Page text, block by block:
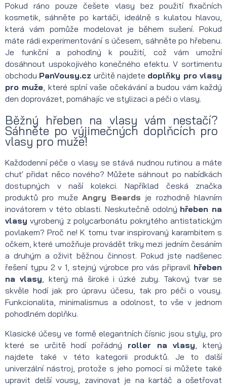
Pokud ráno pouze češete vlasy bez použití fixačních
kosmetik, sáhněte po kartáči, ideálně s kulatou hlavou,
která vám pomůže modelovat je během sušení. Pokud
máte rádi experimentování s účesem, sáhněte po hřebenu.
Je funkční a pohodlný k použití, což vám umožní
dosáhnout uspokojivého konečného efektu. V sortimentu
obchodu PanVousy.cz určitě najdete doplňky pro vlasy
pro muže, které splní vaše očekávání a budou vám každý
den doprovázet, pomáhajíc ve stylizaci a péči o vlasy.
Běžný hřeben na vlasy vám nestačí?
Sáhněte po výjimečných doplňcích pro
vlasy pro muže!
Každodenní péče o vlasy se stává nudnou rutinou a máte
chuť přidat něco nového? Můžete sáhnout po nabídkách
dostupných v naší kolekci. Například česká značka
produktů pro muže Angry Beards je rozhodně hlavním
inovátorem v této oblasti. Neskutečně odolný hřeben na
vlasy vyrobený z polycarbonátu pokrytého antistatickým
povlakem? Proč ne! K tomu tvar inspirovaný karambitem s
očkem, které umožňuje provádět triky mezi jedním česáním
a druhým a oživit běžnou činnost. Pokud jste nadšenec
řešení typu 2 v 1, stejný výrobce pro vás připravil hřeben
na vlasy, který má široké i úzké zuby. Takový tvar se
skvěle hodí jak pro úpravu účesu, tak pro péči o vousy.
Funkcionalita, minimalismus a odolnost, to vše v jednom
pohodlném doplňku.
Klasické účesy ve formě elegantních čísnic jsou styly, pro
které se určitě hodí pořádný roller na vlasy, který
najdete také v této kategorii produktů. Je to další
univerzální nástroj, protože s jeho pomocí si můžete také
upravit delší vousy, zavinovat je na kartáč a ošetřovat